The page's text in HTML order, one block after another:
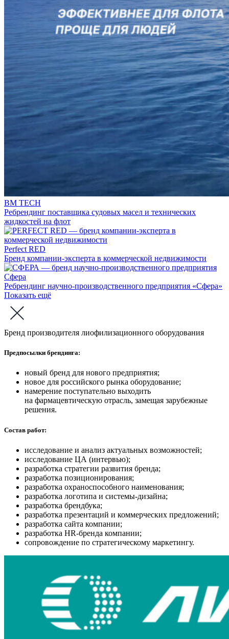
BM TECH
Ребрендинг поставщика судовых масел и технических
жидкостей на флот
Perfect RED
Бренд компании-эксперта в коммерческой недвижимости
Сфера
Ребрендинг научно-производственного предприятия «Сфера»
Показать ещё
Бренд производителя лиофилизационного оборудования
Предпосылки брендинга:
новый бренд для нового предприятия;
новое для российского рынка оборудование;
намерение поступательно выходить
на фармацевтическую отрасль, замещая зарубежные
решения.
Состав работ:
исследование и анализ актуальных возможностей;
исследование ЦА (интервью);
разработка стратегии развития бренда;
разработка позиционирования;
разработка охраноспособного наименования;
разработка логотипа и системы-дизайна;
разработка брендбука;
разработка презентаций и коммерческих предложений;
разработка сайта компании;
разработка HR-бренда компании;
сопровождение по стратегическому маркетингу.